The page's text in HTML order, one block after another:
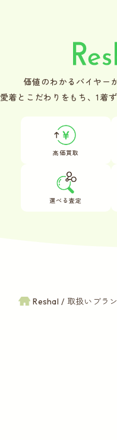
価値のわかるバイヤー
愛着とこだわりをもち、1着
高価買取
選べる査定
Reshal 取扱いブラ